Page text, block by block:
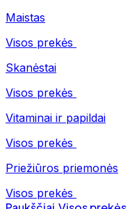
Maistas
Visos prekės
Skanėstai
Visos prekės
Vitaminai ir papildai
Visos prekės
Priežiūros priemonės
Visos prekės